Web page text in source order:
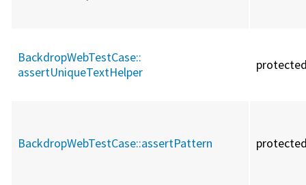
BackdropWebTestCase::
assertUniqueTextHelper
BackdropWebTestCase::assertPattern